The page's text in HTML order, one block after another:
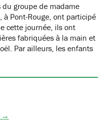
du groupe de madame
à Pont-Rouge, ont participé
cette journée, ils ont
fabriquées à la main et
Par ailleurs, les enfants
→